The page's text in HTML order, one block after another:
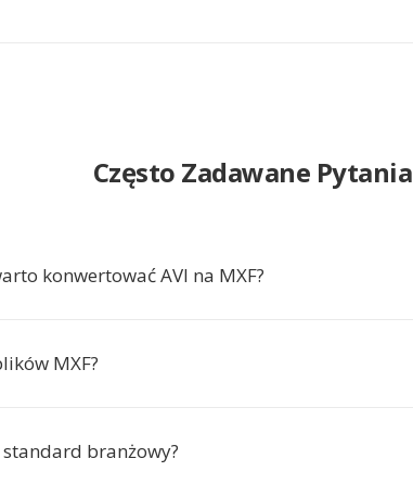
Często Zadawane Pytania
konwertować AVI na MXF?
MXF?
standard branżowy?